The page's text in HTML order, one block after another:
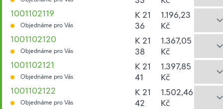
1001102119
Objednáme pro Vás
K 21
36
1.196,23
Kč
1001102120
Objednáme pro Vás
K 21
38
1.367,05
Kč
1001102121
Objednáme pro Vás
K 21
41
1.397,85
Kč
1001102122
Objednáme pro Vás
K 21
42
1.502,46
Kč